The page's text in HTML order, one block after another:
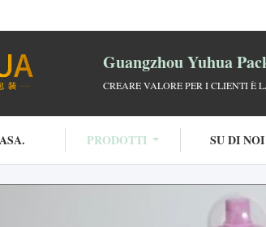
Guangzhou Yuhua
CREARE VALORE PER I CLIENTI È
PRODOTTI SU DI NOI